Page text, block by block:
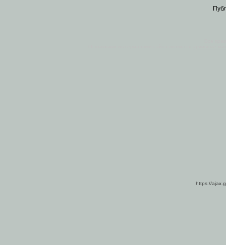
https://